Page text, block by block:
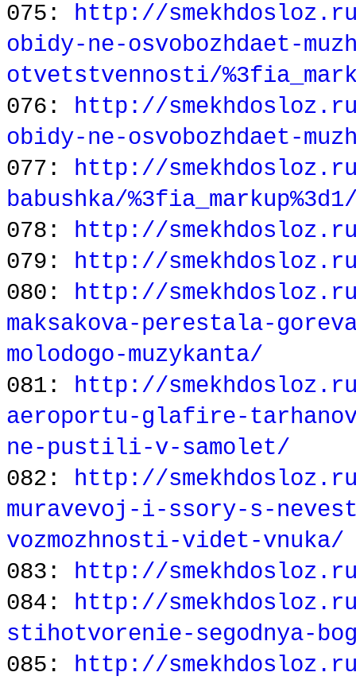
075: http://
obidy-ne-osvobozhdaet-
otvetstvennosti/
076: http://
obidy-ne-osvobozhdaet-
077: http://
babushka/
078: http://
079: http://
080: http://
maksakova-perestala-
molodogo-muzykanta/
081: http://
aeroportu-glafire-
ne-pustili-v-samolet/
082: http://
muravevoj-i-ssory-s-
vozmozhnosti-videt-vnuka/
083: http://
084: http://
stihotvorenie-segodnya-
085: http://